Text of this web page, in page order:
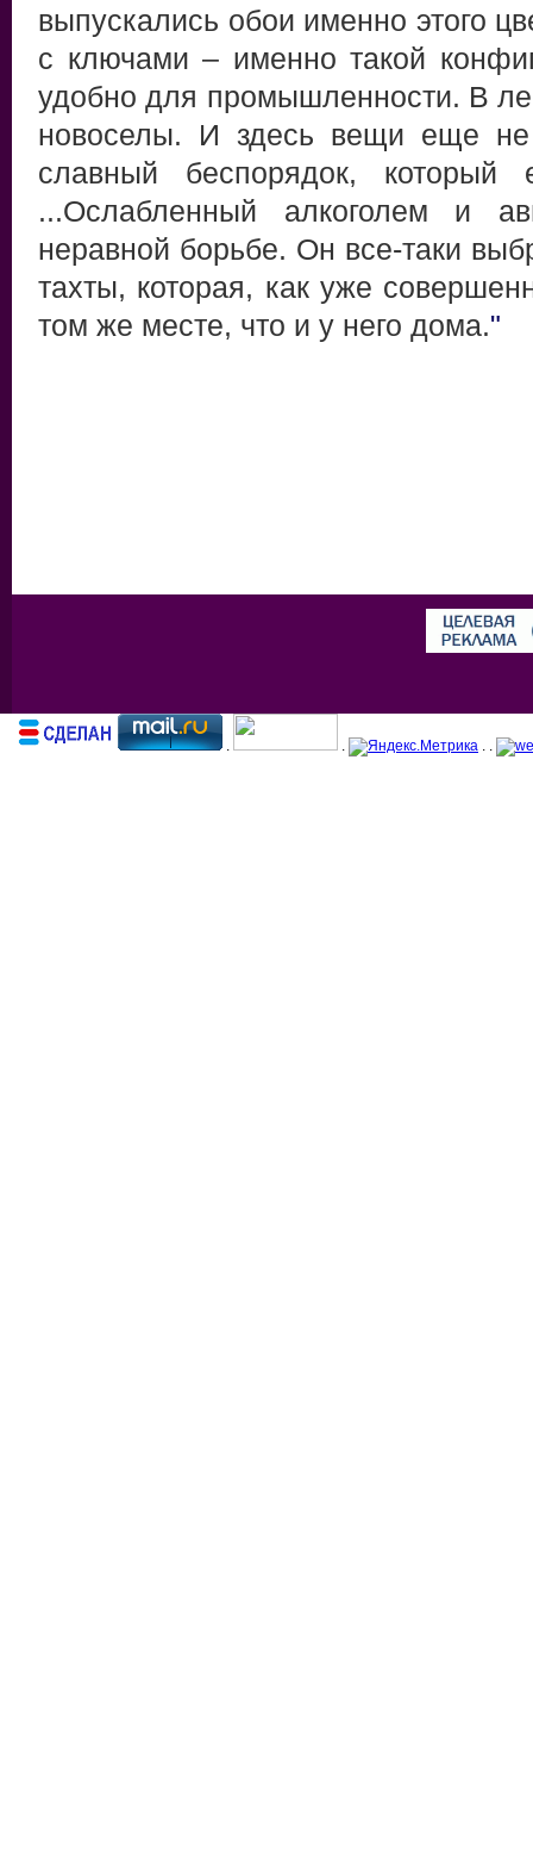
выпускались обои именно этого
с ключами – именно такой
удобно для промышленности. В
новоселы. И здесь вещи еще
славный беспорядок,
...Ослабленный алкоголем и
неравной борьбе. Он все-таки
тахты, которая, как уже
том же месте, что и у него дома."
. . . .